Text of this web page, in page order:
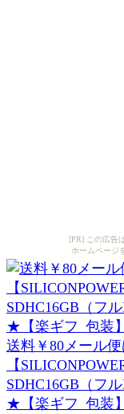
[PR] この広告
ホームページ
送料￥80メール
【
SDHC16GB（フ
★【楽ギフ_包装